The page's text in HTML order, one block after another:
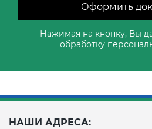
Оформить
Нажимая на кнопку, Вы
обработку
НАШИ АДРЕСА: